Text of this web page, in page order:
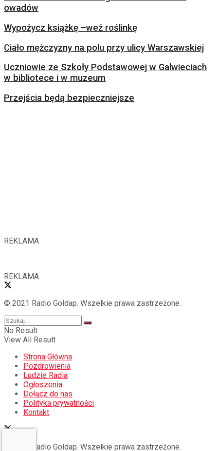
owadów
Wypożycz książkę –weź roślinkę
Ciało mężczyzny na polu przy ulicy Warszawskiej
Uczniowie ze Szkoły Podstawowej w Galwieciach
w bibliotece i w muzeum
Przejścia będą bezpieczniejsze
REKLAMA
REKLAMA
© 2021 Radio Gołdap. Wszelkie prawa zastrzeżone.
No Result
View All Result
Strona Główna
Pozdrowienia
Ludzie Radia
Ogłoszenia
Dołącz do nas
Polityka prywatności
Kontakt
© 2021 Radio Gołdap. Wszelkie prawa zastrzeżone.